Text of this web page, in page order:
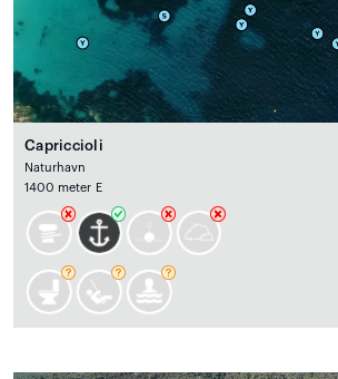
Capriccioli
Naturhavn
1400 meter E